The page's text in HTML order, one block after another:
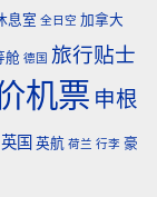
息室 全日空 加拿大
舱 德国 旅行贴士
机票 申根
英国 英航 荷兰 行李 豪